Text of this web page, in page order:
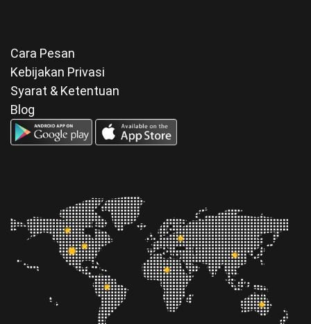
Cara Pesan
Kebijakan Privasi
Syarat & Ketentuan
Blog